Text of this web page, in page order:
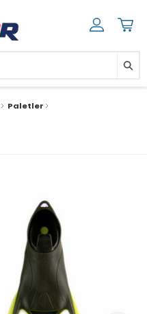
Paletler